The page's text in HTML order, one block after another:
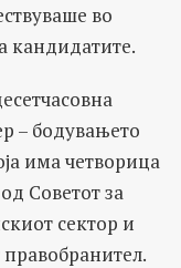
во
кандидатите.
– бодувањето
има четворица
Советот за
сектор и